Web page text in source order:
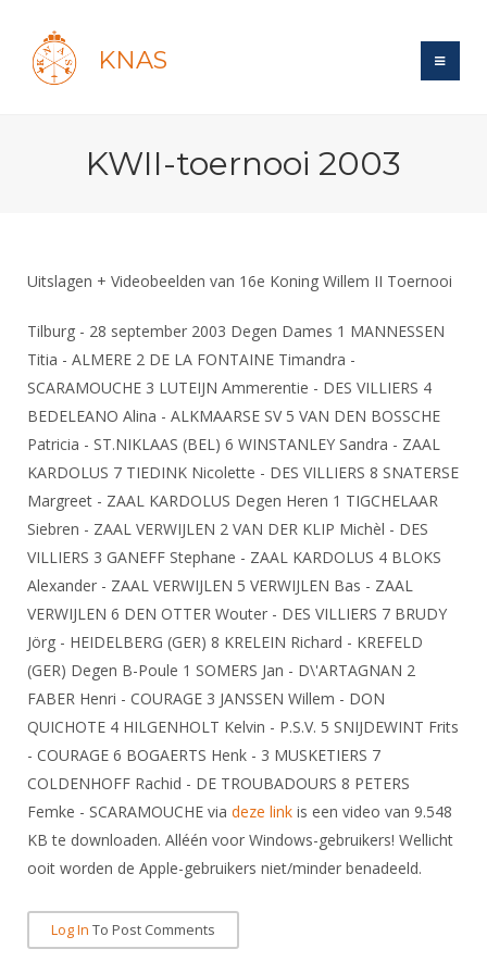
KNAS
Forums
Evenement
Website
Gebruiksvoorwaarden
Handleiding
Historie
Lidmaatschap
Tarieven
Reglementen
Ledencijfers
Sponsors en Partners
Organisatie
Commissies
Ereleden
Leden van Verdiensten
Vacatures
Bondsbureau
Contact
Medewerkers
Samenwerking
Formulieren
Recreatiesport
Veteranen
Lichtzwaardschermen
Wedstrijdsport
Ranglijsten
Inschrijven
Reglementen
Materiaal
Schermpaspoort
Wedstrijdkalender
KNAS Keurmerk
NK's
JEC
Nieuws
NK's
Oranje
DBT
FBT
SBT
Talentontwikkeling
Atletencommissie
Internationale Titeltoernooien
Internationale aanmeldingen
Voor de jeugd
Ouders en vereniging
Jeugdkampen
Brassardsysteem
Voor coaches en leraren
Nieuws
Nationale opleidingen
Internationale opleidingen
Opleidingen
Leraar
Voor scheidsrechters
Nieuws
Scheidsrechterslijst
Scheidsrechter Documentatie
Forums
Forums
Schermforum
Nieuws
Zoek Vereniging
Contact
NK organiseren
KWII-toernooi 2003
Uitslagen + Videobeelden van 16e Koning Willem II Toernooi
Tilburg - 28 september 2003 Degen Dames 1 MANNESSEN
Titia - ALMERE 2 DE LA FONTAINE Timandra -
SCARAMOUCHE 3 LUTEIJN Ammerentie - DES VILLIERS 4
BEDELEANO Alina - ALKMAARSE SV 5 VAN DEN BOSSCHE
Patricia - ST.NIKLAAS (BEL) 6 WINSTANLEY Sandra - ZAAL
KARDOLUS 7 TIEDINK Nicolette - DES VILLIERS 8 SNATERSE
Margreet - ZAAL KARDOLUS Degen Heren 1 TIGCHELAAR
Siebren - ZAAL VERWIJLEN 2 VAN DER KLIP Michèl - DES
VILLIERS 3 GANEFF Stephane - ZAAL KARDOLUS 4 BLOKS
Alexander - ZAAL VERWIJLEN 5 VERWIJLEN Bas - ZAAL
VERWIJLEN 6 DEN OTTER Wouter - DES VILLIERS 7 BRUDY
Jörg - HEIDELBERG (GER) 8 KRELEIN Richard - KREFELD
(GER) Degen B-Poule 1 SOMERS Jan - D\'ARTAGNAN 2
FABER Henri - COURAGE 3 JANSSEN Willem - DON
QUICHOTE 4 HILGENHOLT Kelvin - P.S.V. 5 SNIJDEWINT Frits
- COURAGE 6 BOGAERTS Henk - 3 MUSKETIERS 7
COLDENHOFF Rachid - DE TROUBADOURS 8 PETERS
Femke - SCARAMOUCHE via deze link is een video van 9.548
KB te downloaden. Alléén voor Windows-gebruikers! Wellicht
ooit worden de Apple-gebruikers niet/minder benadeeld.
Log In To Post Comments